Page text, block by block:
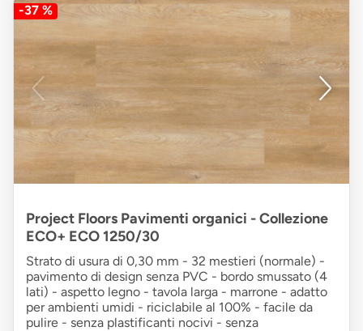
-37 %
Project Floors Pavimenti organici - Collezione
ECO+ ECO 1250/30
Strato di usura di 0,30 mm - 32 mestieri (normale) -
pavimento di design senza PVC - bordo smussato (4
lati) - aspetto legno - tavola larga - marrone - adatto
per ambienti umidi - riciclabile al 100% - facile da
pulire - senza plastificanti nocivi - senza